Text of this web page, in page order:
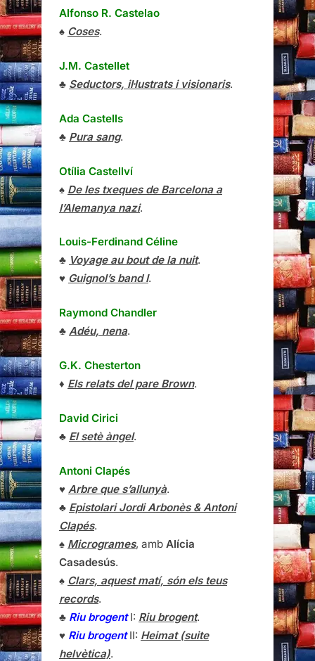
Alfonso R. Castelao
♠ Coses.
J.M. Castellet
♣ Seductors, il·lustrats i visionaris.
Ada Castells
♣ Pura sang.
Otília Castellví
♠ De les txeques de Barcelona a
l’Alemanya nazi.
Louis-Ferdinand Céline
♣ Voyage au bout de la nuit.
♥ Guignol’s band I.
Raymond Chandler
♣ Adéu, nena.
G.K. Chesterton
♦ Els relats del pare Brown.
David Cirici
♣ El setè àngel.
Antoni Clapés
♥ Arbre que s’allunyà.
♣ Epistolari Jordi Arbonès & Antoni
Clapés.
♠ Microgrames, amb Alícia
Casadesús.
♠ Clars, aquest matí, són els teus
records.
♣ Riu brogentI: Riu brogent.
♥ Riu brogentII: Heimat (suite
helvètica).